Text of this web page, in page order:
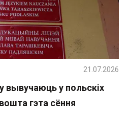
вывучаюць у польскіх
гэта сёння
21.07.2026